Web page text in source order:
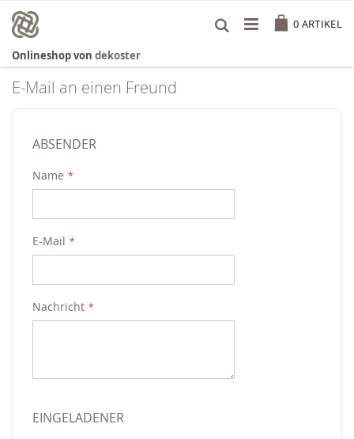
Inhalt
springen
0 ARTIKEL
Onlineshop von dekoster
E-Mail an einen Freund
ABSENDER
Name
E-Mail
Nachricht
EINGELADENER